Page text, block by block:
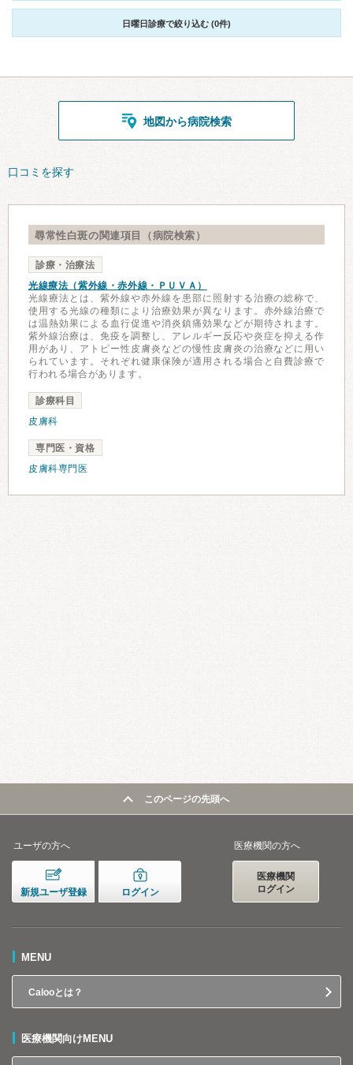
日曜日診療で絞り込む (0件)
地図から病院検索
口コミを探す
尋常性白斑の関連項目（病院検索）
診療・治療法
光線療法（紫外線・赤外線・ＰＵＶＡ）
光線療法とは、紫外線や赤外線を患部に照射する治療の総称で、
使用する光線の種類により治療効果が異なります。赤外線治療で
は温熱効果による血行促進や消炎鎮痛効果などが期待されます。
紫外線治療は、免疫を調整し、アレルギー反応や炎症を抑える作
用があり、アトピー性皮膚炎などの慢性皮膚炎の治療などに用い
られています。それぞれ健康保険が適用される場合と自費診療で
行われる場合があります。
診療科目
皮膚科
専門医・資格
皮膚科専門医
このページの先頭へ
ユーザの方へ
新規ユーザ登録 ログイン
医療機関の方へ
医療機関
ログイン
MENU
Calooとは？
医療機関向けMENU